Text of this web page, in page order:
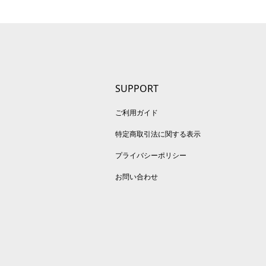
SUPPORT
ご利用ガイド
特定商取引法に関する表示
プライバシーポリシー
お問い合わせ